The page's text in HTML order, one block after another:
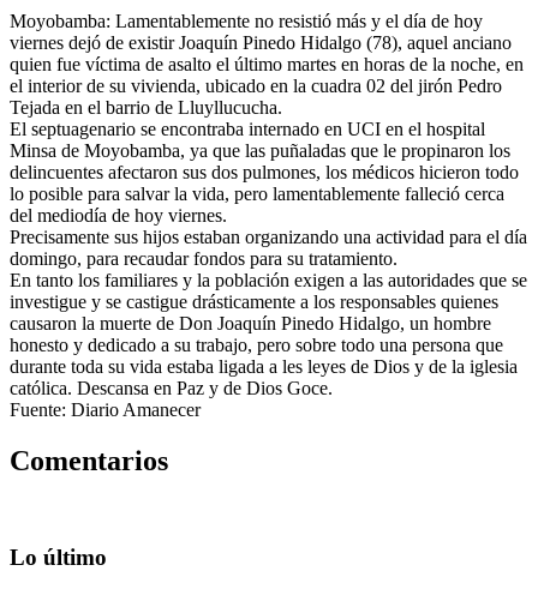
Moyobamba: Lamentablemente no resistió más y el día de hoy
viernes dejó de existir Joaquín Pinedo Hidalgo (78), aquel anciano
quien fue víctima de asalto el último martes en horas de la noche, en
el interior de su vivienda, ubicado en la cuadra 02 del jirón Pedro
Tejada en el barrio de Lluyllucucha.
El septuagenario se encontraba internado en UCI en el hospital
Minsa de Moyobamba, ya que las puñaladas que le propinaron los
delincuentes afectaron sus dos pulmones, los médicos hicieron todo
lo posible para salvar la vida, pero lamentablemente falleció cerca
del mediodía de hoy viernes.
Precisamente sus hijos estaban organizando una actividad para el día
domingo, para recaudar fondos para su tratamiento.
En tanto los familiares y la población exigen a las autoridades que se
investigue y se castigue drásticamente a los responsables quienes
causaron la muerte de Don Joaquín Pinedo Hidalgo, un hombre
honesto y dedicado a su trabajo, pero sobre todo una persona que
durante toda su vida estaba ligada a les leyes de Dios y de la iglesia
católica. Descansa en Paz y de Dios Goce.
Fuente: Diario Amanecer
Comentarios
Lo último